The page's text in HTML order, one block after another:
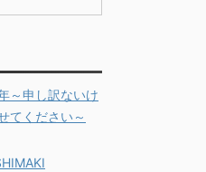
～申し訳ないけ
てください～